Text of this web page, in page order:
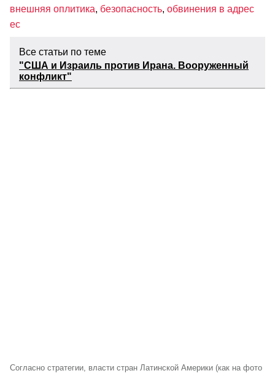
внешняя оплитика, безопасность, обвинения в адрес
ес
Все статьи по теме
"США и Израиль против Ирана. Вооруженный
конфликт"
Согласно cтратегии, власти стран Латинской Америки (как на фото